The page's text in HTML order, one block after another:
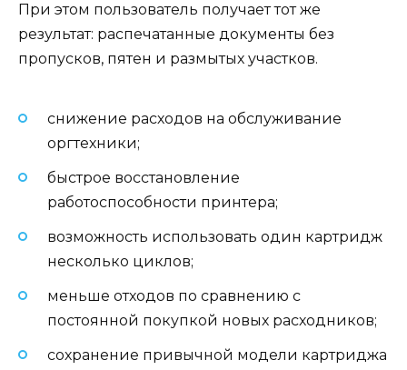
При этом пользователь получает тот же
результат: распечатанные документы без
пропусков, пятен и размытых участков.
снижение расходов на обслуживание
оргтехники;
быстрое восстановление
работоспособности принтера;
возможность использовать один картридж
несколько циклов;
меньше отходов по сравнению с
постоянной покупкой новых расходников;
сохранение привычной модели картриджа